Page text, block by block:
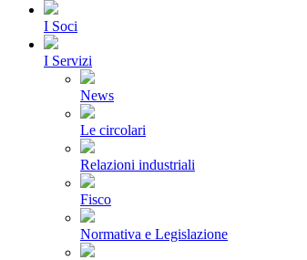
I Soci
I Servizi
News
Le circolari
Relazioni industriali
Fisco
Normativa e Legislazione